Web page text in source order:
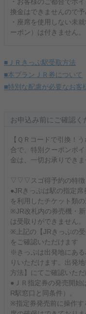
換金はできませんので予
・座席を使用しない未
ーポン）は付きません。
■ＪＲきっぷ駅受取方法
■本プランＪＲ券について
■特別な配慮が必要なお客
お申込み前にご確認く
【ＱＲコードで引換！
合で、特別クーポンポ
金は、一切お承りできま
▽▽▽スゴ得予約の特徴
●JRきっぷは駅の指定
を利用したチケット類
※JR改札内の券売機・
は受取りができません。
※上記の【JRきっぷの
をご確認いただけます
※きっぷは出発地にあ
りいただけます。出発
方法】にてご確認いただ
●ＪＲ指定券の発売開始
R駅窓口と同条件）。
※指定券発売前に操作す